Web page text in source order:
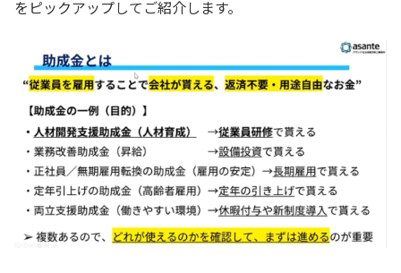
をピックアップしてご紹介します。